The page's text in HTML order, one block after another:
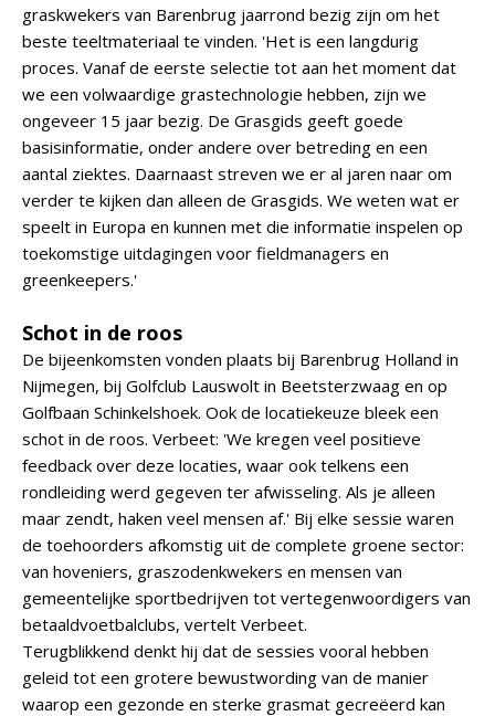
graskwekers van Barenbrug jaarrond bezig zijn om het
beste teeltmateriaal te vinden. 'Het is een langdurig
proces. Vanaf de eerste selectie tot aan het moment dat
we een volwaardige grastechnologie hebben, zijn we
ongeveer 15 jaar bezig. De Grasgids geeft goede
basisinformatie, onder andere over betreding en een
aantal ziektes. Daarnaast streven we er al jaren naar om
verder te kijken dan alleen de Grasgids. We weten wat er
speelt in Europa en kunnen met die informatie inspelen op
toekomstige uitdagingen voor fieldmanagers en
greenkeepers.'
Schot in de roos
De bijeenkomsten vonden plaats bij Barenbrug Holland in
Nijmegen, bij Golfclub Lauswolt in Beetsterzwaag en op
Golfbaan Schinkelshoek. Ook de locatiekeuze bleek een
schot in de roos. Verbeet: 'We kregen veel positieve
feedback over deze locaties, waar ook telkens een
rondleiding werd gegeven ter afwisseling. Als je alleen
maar zendt, haken veel mensen af.' Bij elke sessie waren
de toehoorders afkomstig uit de complete groene sector:
van hoveniers, graszodenkwekers en mensen van
gemeentelijke sportbedrijven tot vertegenwoordigers van
betaaldvoetbalclubs, vertelt Verbeet.
Terugblikkend denkt hij dat de sessies vooral hebben
geleid tot een grotere bewustwording van de manier
waarop een gezonde en sterke grasmat gecreëerd kan